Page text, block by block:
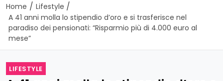
Home / Lifestyle /
A 41 anni molla lo stipendio d’oro e si trasferisce nel
paradiso dei pensionati: “Risparmio più di 4.000 euro al
mese”
LIFESTYLE